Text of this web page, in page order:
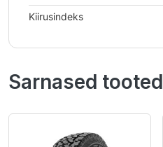
Kiirusindeks
Sarnased tooted